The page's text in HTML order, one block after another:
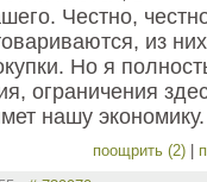
Честно,
из них
Но я
ограничения
нашу экономику.
поощрить (2)